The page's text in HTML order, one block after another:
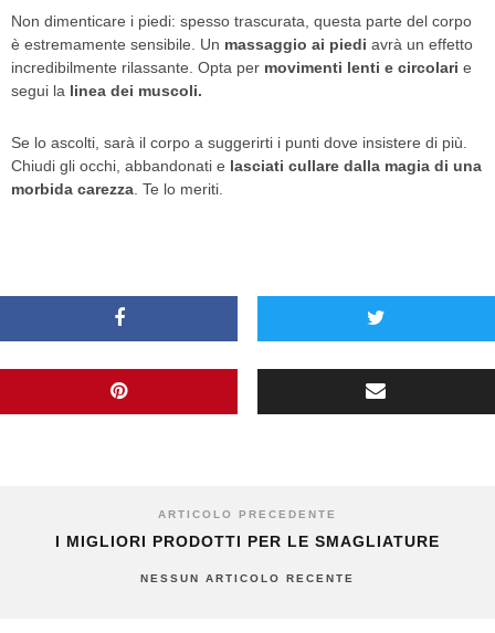
Non dimenticare i piedi: spesso trascurata, questa parte del corpo
è estremamente sensibile. Un massaggio ai piedi avrà un effetto
incredibilmente rilassante. Opta per movimenti lenti e circolari e
segui la linea dei muscoli.
Se lo ascolti, sarà il corpo a suggerirti i punti dove insistere di più.
Chiudi gli occhi, abbandonati e lasciati cullare dalla magia di una
morbida carezza. Te lo meriti.
ARTICOLO PRECEDENTE
I MIGLIORI PRODOTTI PER LE SMAGLIATURE
NESSUN ARTICOLO RECENTE